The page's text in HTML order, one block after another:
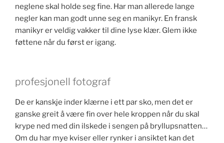
neglene skal holde seg fine. Har man allerede lange
negler kan man godt unne seg en manikyr. En fransk
manikyr er veldig vakker til dine lyse klær. Glem ikke
føttene når du først er igang.
profesjonell fotograf
De er kanskje inder klærne i ett par sko, men det er
ganske greit å være fin over hele kroppen når du skal
krype ned med din ilskede i sengen på bryllupsnatten…
Om du har mye kviser eller rynker i ansiktet kan det